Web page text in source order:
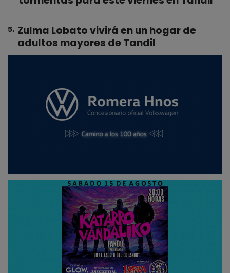
5. Zulma Lobato vivirá en un hogar de
adultos mayores de Tandil